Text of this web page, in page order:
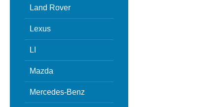
Land Rover
Lexus
LI
Mazda
Mercedes-Benz